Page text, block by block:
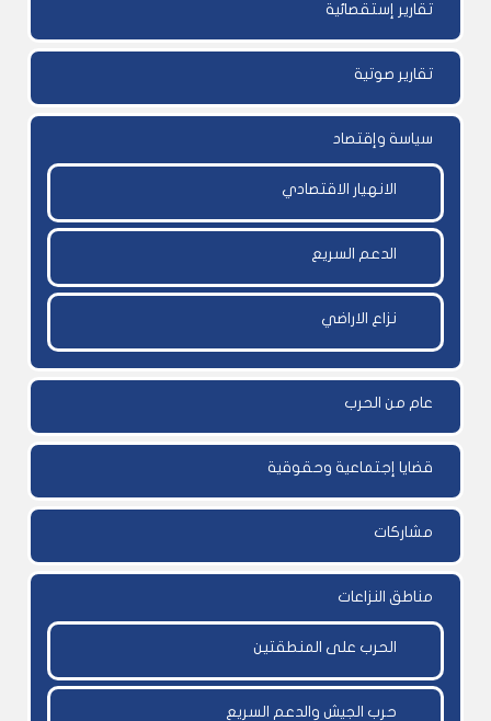
تقارير إستقصائية
تقارير صوتية
سياسة وإقتصاد
الانهيار الاقتصادي
الدعم السريع
نزاع الاراضي
عام من الحرب
قضايا إجتماعية وحقوقية
مشاركات
مناطق النزاعات
الحرب على المنطقتين
حرب الجيش والدعم السريع